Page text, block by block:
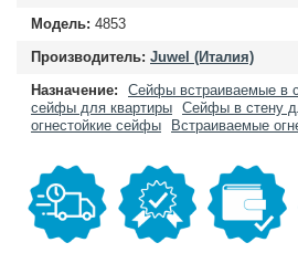
Модель: 4853
Производитель: Juwel (Италия)
Назначение:
Сейфы встраиваемые в
сейфы для квартиры Сейфы в стену
огнестойкие сейфы
Встраиваемые